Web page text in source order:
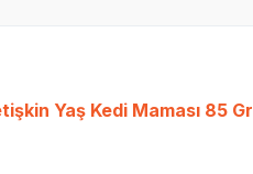
Yaş Kedi Maması 85 Gr